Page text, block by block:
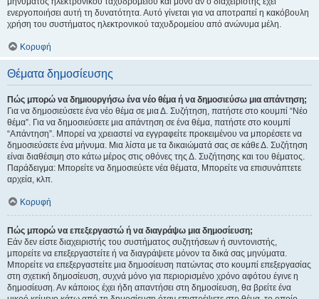
ενεργοποιήσει αυτή τη δυνατότητα. Αυτό γίνεται για να αποτραπεί η κακόβουλη
χρήση του συστήματος ηλεκτρονικού ταχυδρομείου από ανώνυμα μέλη.
Κορυφή
Θέματα δημοσίευσης
Πώς μπορώ να δημιουργήσω ένα νέο θέμα ή να δημοσιεύσω μια απάντηση;
Για να δημοσιεύσετε ένα νέο θέμα σε μια Δ. Συζήτηση, πατήστε στο κουμπί “Νέο
θέμα”. Για να δημοσιεύσετε μια απάντηση σε ένα θέμα, πατήστε στο κουμπί
“Απάντηση”. Μπορεί να χρειαστεί να εγγραφείτε προκειμένου να μπορέσετε να
δημοσιεύσετε ένα μήνυμα. Μια λίστα με τα δικαιώματά σας σε κάθε Δ. Συζήτηση
είναι διαθέσιμη στο κάτω μέρος στις οθόνες της Δ. Συζήτησης και του θέματος.
Παράδειγμα: Μπορείτε να δημοσιεύετε νέα θέματα, Μπορείτε να επισυνάπτετε
αρχεία, κλπ.
Κορυφή
Πώς μπορώ να επεξεργαστώ ή να διαγράψω μια δημοσίευση;
Εάν δεν είστε διαχειριστής του συστήματος συζητήσεων ή συντονιστής,
μπορείτε να επεξεργαστείτε ή να διαγράψετε μόνον τα δικά σας μηνύματα.
Μπορείτε να επεξεργαστείτε μια δημοσίευση πατώντας στο κουμπί επεξεργασίας
στη σχετική δημοσίευση, συχνά μόνο για περιορισμένο χρόνο αφότου έγινε η
δημοσίευση. Αν κάποιος έχει ήδη απαντήσει στη δημοσίευση, θα βρείτε ένα